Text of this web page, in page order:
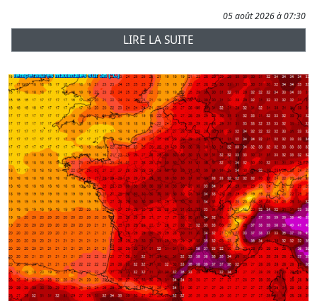
05 août 2026 à 07:30
LIRE LA SUITE